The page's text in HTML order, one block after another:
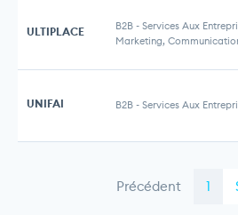
ULTIPLACE B2B - Services Aux
Marketing,
UNIFAI B2B - Services Aux
Précédent 1